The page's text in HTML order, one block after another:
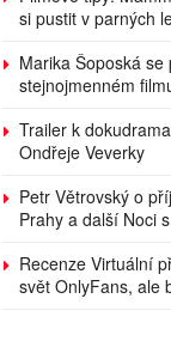
si pustit v parných
Marika Šoposká
stejnojmenném
Trailer k
Ondřeje Veverky
Petr Větrovský o
Prahy a další Noci
Recenze Virtuální
svět OnlyFans, ale